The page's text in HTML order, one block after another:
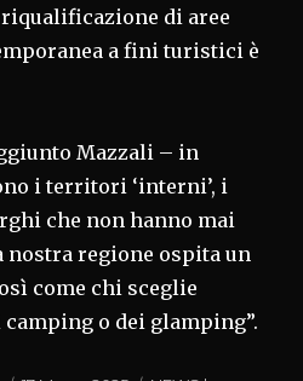
di aree
a fini turistici è
Mazzali – in
i territori ‘interni’, i
che non hanno mai
nostra regione ospita un
come chi sceglie
camping o dei glamping”.